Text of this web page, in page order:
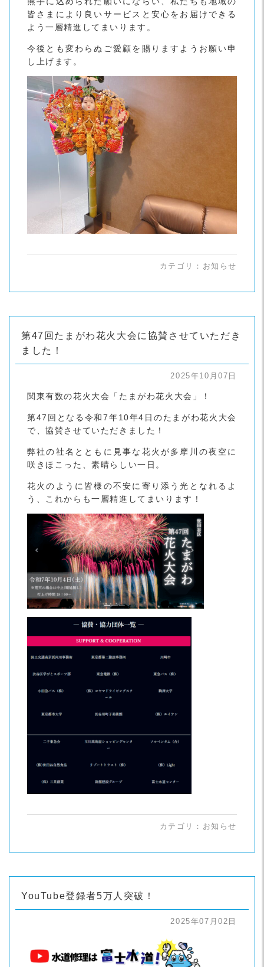
皆さまにより良いサービスと安心をお届けできる
よう一層精進してまいります。
今後とも変わらぬご愛顧を賜りますようお願い申
し上げます。
カテゴリ： お知らせ
第47回たまがわ花火大会に協賛させていただき
ました！
2025年10月07日
関東有数の花火大会「たまがわ花火大会」！
第47回となる令和7年10年4日のたまがわ花火大会
で、協賛させていただきました！
弊社の社名とともに見事な花火が多摩川の夜空に
咲きほこった、素晴らしい一日。
花火のように皆様の不安に寄り添う光となれるよ
う、これからも一層精進してまいります！
カテゴリ： お知らせ
YouTube登録者5万人突破！
2025年07月02日